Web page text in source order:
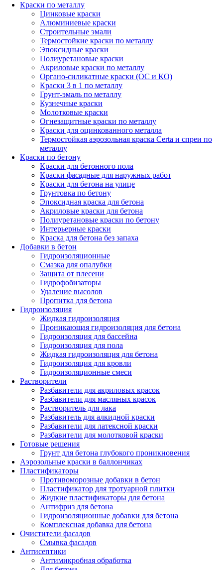
Краски по металлу
Цинковые краски
Алюминиевые краски
Строительные эмали
Термостойкие краски по металлу
Эпоксидные краски
Полиуретановые краски
Акриловые краски по металлу
Органо-силикатные краски (ОС и КО)
Краски 3 в 1 по металлу
Грунт-эмаль по металлу
Кузнечные краски
Молотковые краски
Огнезащитные краски по металлу
Краски для оцинкованного металла
Термостойкая аэрозольная краска Certa и спреи по
металлу
Краски по бетону
Краски для бетонного пола
Краски фасадные для наружных работ
Краски для бетона на улице
Грунтовка по бетону
Эпоксидная краска для бетона
Акриловые краски для бетона
Полиуретановые краски по бетону
Интерьерные краски
Краска для бетона без запаха
Добавки в бетон
Гидроизоляционные
Смазка для опалубки
Защита от плесени
Гидрофобизаторы
Удаление высолов
Пропитка для бетона
Гидроизоляция
Жидкая гидроизоляция
Проникающая гидроизоляция для бетона
Гидроизоляция для бассейна
Гидроизоляция для пола
Жидкая гидроизоляция для бетона
Гидроизоляция для кровли
Гидроизоляционные смеси
Растворители
Разбавители для акриловых красок
Разбавители для масляных красок
Растворитель для лака
Разбавитель для алкидной краски
Разбавители для латексной краски
Разбавители для молотковой краски
Готовые решения
Грунт для бетона глубокого проникновения
Аэрозольные краски в баллончиках
Пластификаторы
Противоморозные добавки в бетон
Пластификатор для тротуарной плитки
Жидкие пластификаторы для бетона
Антифриз для бетона
Гидроизоляционные добавки для бетона
Комплексная добавка для бетона
Очистители фасадов
Смывка фасадов
Антисептики
Антимикробная обработка